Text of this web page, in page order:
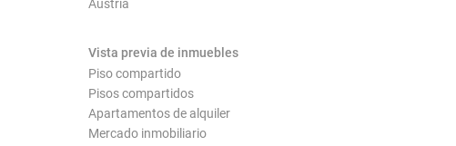
Austria
Vista previa de inmuebles
Piso compartido
Pisos compartidos
Apartamentos de alquiler
Mercado inmobiliario